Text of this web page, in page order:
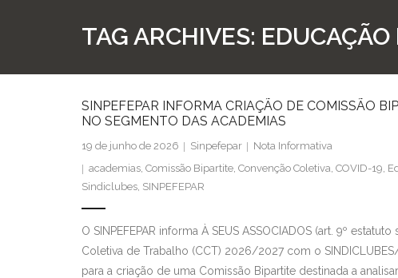
TAG ARCHIVES: EDUCAÇÃO
SINPEFEPAR INFORMA CRIAÇÃO DE COMISSÃO
NO SEGMENTO DAS ACADEMIAS
19 de junho de 2026 Sinpefepar
Nota Informativa
academias Comissão Bipartite Convenção Coletiva COVID-19
Sindiclubes SINPEFEPAR
O SINPEFEPAR informa À SEUS ASSOCIADOS (art. 9º
Coletiva de Trabalho (CCT) 2026/2027 com o
para a criação de uma Comissão Bipartite destinada a